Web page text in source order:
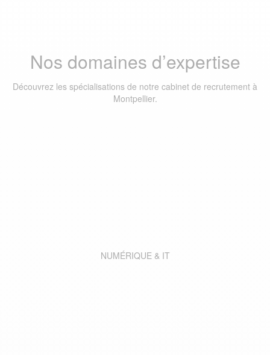
Nos domaines d’expertise
Découvrez les spécialisations de notre cabinet de recrutement à
Montpellier.
NUMÉRIQUE & IT